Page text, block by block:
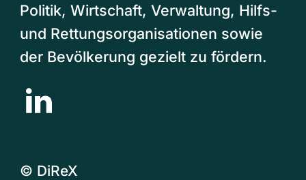
Politik, Wirtschaft, Verwaltung, Hilfs-
und Rettungsorganisationen sowie
der Bevölkerung gezielt zu fördern.
© DiReX